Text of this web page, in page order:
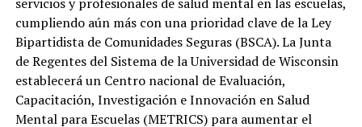
cumpliendo aún más con una prioridad clave de la Ley
Bipartidista de Comunidades Seguras (BSCA). La Junta
de Regentes del Sistema de la Universidad de Wisconsin
establecerá un Centro nacional de Evaluación,
Capacitación, Investigación e Innovación en Salud
Mental para Escuelas (METRICS) para aumentar el